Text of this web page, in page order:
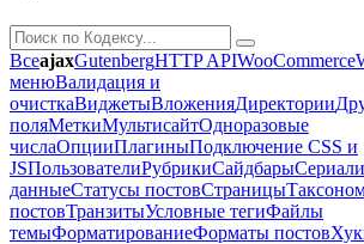
ВсеajaxGutenbergHTTP APIWooCommerce
менюВалидация и
очисткаВиджетыВложенияДиректории
поляМеткиМультисайтОдноразовые
числаОпцииПлагиныПодключение CSS и
JSПользователиРубрикиСайдбары
данныеСтатусы постовСтраницы
постовТранзитыУсловные тегиФайлы
темыФорматированиеФорматы постов